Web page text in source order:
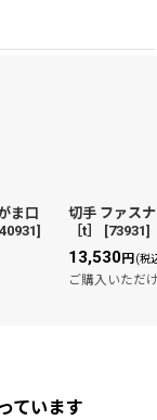
ま口
40931]
切手 ファス
［t］
[73931]
13,530円 (税
ご購入いただ
ています